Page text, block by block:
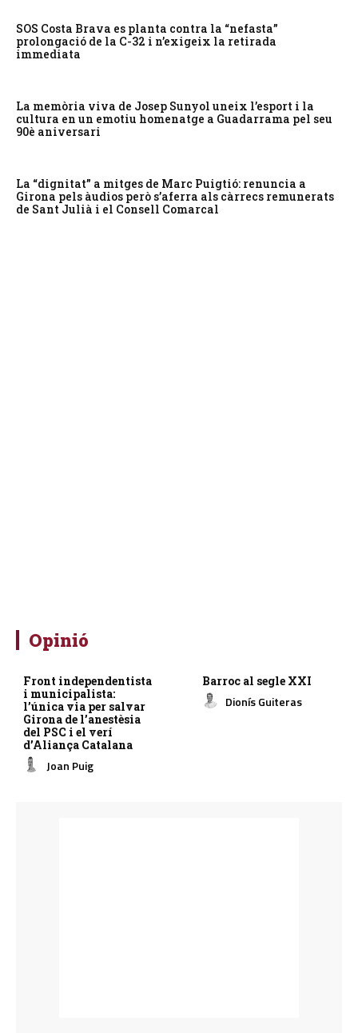
SOS Costa Brava es planta contra la “nefasta”
prolongació de la C-32 i n’exigeix la retirada
immediata
La memòria viva de Josep Sunyol uneix l’esport i la
cultura en un emotiu homenatge a Guadarrama pel seu
90è aniversari
La “dignitat” a mitges de Marc Puigtió: renuncia a
Girona pels àudios però s’aferra als càrrecs remunerats
de Sant Julià i el Consell Comarcal
Opinió
Front independentista
i municipalista:
l’única via per salvar
Girona de l’anestèsia
del PSC i el verí
d’Aliança Catalana
Joan Puig
Barroc al segle XXI
Dionís Guiteras